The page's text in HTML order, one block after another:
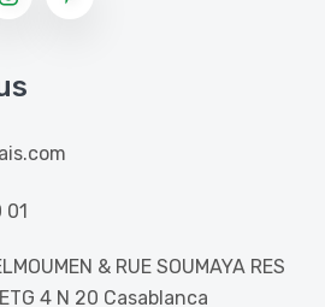
01
& RUE SOUMAYA RES
4 N 20 Casablanca